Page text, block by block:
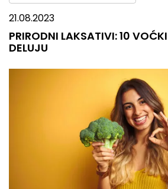
21.08.2023
PRIRODNI LAKSATIVI: 10
DELUJU